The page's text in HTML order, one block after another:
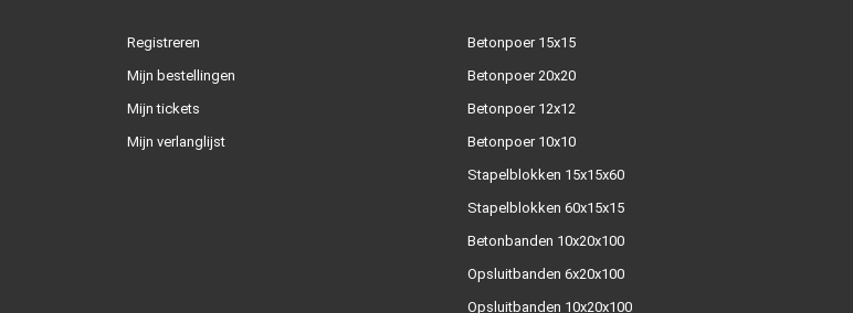
Registreren
Mijn bestellingen
Mijn tickets
Mijn verlanglijst
Betonpoer 15x15
Betonpoer 20x20
Betonpoer 12x12
Betonpoer 10x10
Stapelblokken 15x15x60
Stapelblokken 60x15x15
Betonbanden 10x20x100
Opsluitbanden 6x20x100
Opsluitbanden 10x20x100